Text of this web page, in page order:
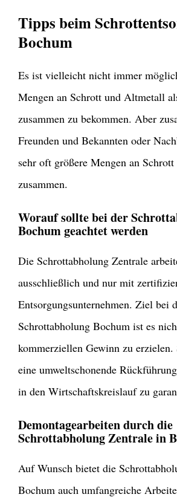
Tipps beim
Bochum
Es ist vielleicht nicht immer
Mengen an Schrott und Altmetall
zusammen zu bekommen. Aber
Freunden und Bekannten oder
sehr oft größere Mengen an
zusammen.
Worauf sollte bei der
Bochum geachtet werden
Die Schrottabholung Zentrale
ausschließlich und nur mit
Entsorgungsunternehmen. Ziel bei
Schrottabholung Bochum ist es
kommerziellen Gewinn zu erzielen.
eine umweltschonende
in den Wirtschaftskreislauf zu
Demontagearbeiten durch die
Schrottabholung Zentrale in
Auf Wunsch bietet die
Bochum auch umfangreiche